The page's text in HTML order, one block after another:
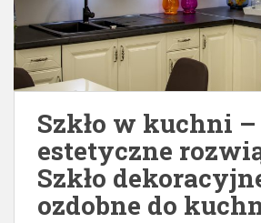
Szkło w kuchni –
estetyczne
Szkło
ozdobne do